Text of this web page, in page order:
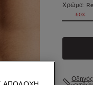
Χρώμα:
-50%
Οδηγός